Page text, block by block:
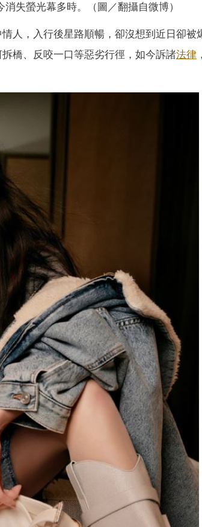
失螢光幕多時。（圖／翻攝自微博）
人，入行後星路順暢，卻沒想到近日卻被
橋、反咬一口等惡劣行徑，如今訴諸法律